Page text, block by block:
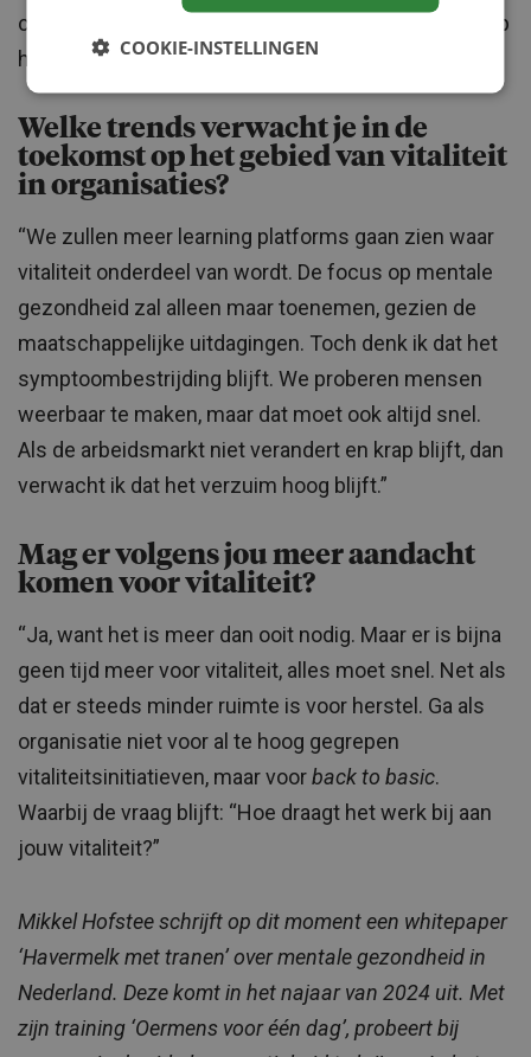
coaches in contact moeten zijn. Dit is van invloed op
het verlagen van verzuim.”
Welke trends verwacht je in de
toekomst op het gebied van vitaliteit
in organisaties?
“We zullen meer learning platforms gaan zien waar
vitaliteit onderdeel van wordt. De focus op mentale
gezondheid zal alleen maar toenemen, gezien de
maatschappelijke uitdagingen. Toch denk ik dat het
symptoombestrijding blijft. We proberen mensen
weerbaar te maken, maar dat moet ook altijd snel.
Als de arbeidsmarkt niet verandert en krap blijft, dan
verwacht ik dat het verzuim hoog blijft.”
Mag er volgens jou meer aandacht
komen voor vitaliteit?
“Ja, want het is meer dan ooit nodig. Maar er is bijna
geen tijd meer voor vitaliteit, alles moet snel. Net als
dat er steeds minder ruimte is voor herstel. Ga als
organisatie niet voor al te hoog gegrepen
vitaliteitsinitiatieven, maar voorback to basic.
Waarbij de vraag blijft: “Hoe draagt het werk bij aan
jouw vitaliteit?”
Mikkel Hofstee schrijft op dit moment een whitepaper
‘Havermelk met tranen’ over mentale gezondheid in
Nederland. Deze komt in het najaar van 2024 uit. Met
zijn training ‘Oermens voor één dag’, probeert bij
COOKIE-INSTELLINGEN